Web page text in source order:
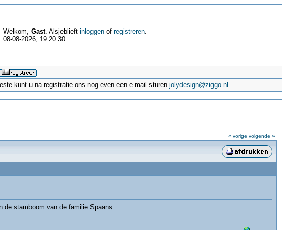
Welkom, Gast. Alsjeblieft inloggenof registreren.
08-08-2026, 19:20:30
kunt u na registratie ons nog even een e-mail sturenjolydesign@ziggo.nl .
« vorige volgende »
de stamboom van de familie Spaans.